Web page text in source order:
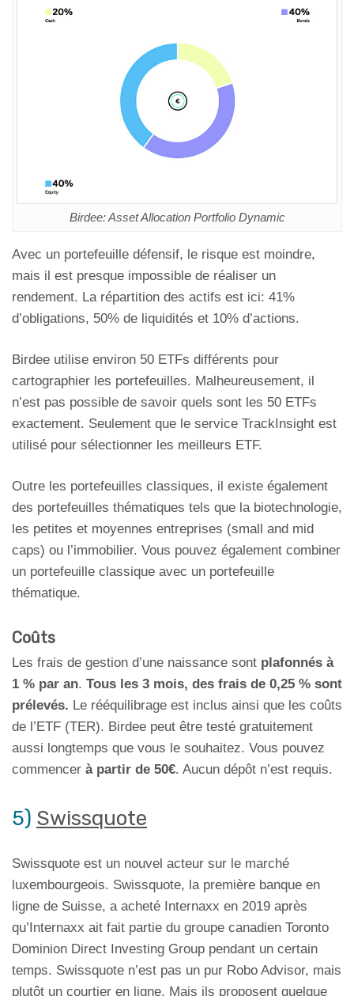
Birdee: Asset Allocation Portfolio Dynamic
Avec un portefeuille défensif, le risque est moindre,
mais il est presque impossible de réaliser un
rendement. La répartition des actifs est ici: 41%
d’obligations, 50% de liquidités et 10% d’actions.
Birdee utilise environ 50 ETFs différents pour
cartographier les portefeuilles. Malheureusement, il
n’est pas possible de savoir quels sont les 50 ETFs
exactement. Seulement que le service TrackInsight est
utilisé pour sélectionner les meilleurs ETF.
Outre les portefeuilles classiques, il existe également
des portefeuilles thématiques tels que la biotechnologie,
les petites et moyennes entreprises (small and mid
caps) ou l’immobilier. Vous pouvez également combiner
un portefeuille classique avec un portefeuille
thématique.
Coûts
Les frais de gestion d’une naissance sont plafonnés à
1 % par an. Tous les 3 mois, des frais de 0,25 % sont
prélevés. Le rééquilibrage est inclus ainsi que les coûts
de l’ETF (TER). Birdee peut être testé gratuitement
aussi longtemps que vous le souhaitez. Vous pouvez
commencer à partir de 50€. Aucun dépôt n’est requis.
5) Swissquote
Swissquote est un nouvel acteur sur le marché
luxembourgeois. Swissquote, la première banque en
ligne de Suisse, a acheté Internaxx en 2019 après
qu’Internaxx ait fait partie du groupe canadien Toronto
Dominion Direct Investing Group pendant un certain
temps. Swissquote n’est pas un pur Robo Advisor, mais
plutôt un courtier en ligne. Mais ils proposent quelque